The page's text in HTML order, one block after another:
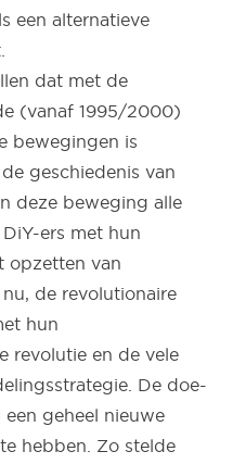
een alternatieve
dat met de
(vanaf 1995/2000)
bewegingen is
geschiedenis van
deze beweging alle
ers met hun
opzetten van
de revolutionaire
hun
revolutie en de vele
De doe-
geheel nieuwe
hebben. Zo stelde